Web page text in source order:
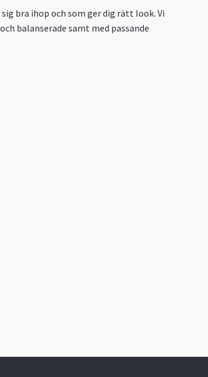
bra ihop och som ger dig rätt look. Vi
balanserade samt med passande